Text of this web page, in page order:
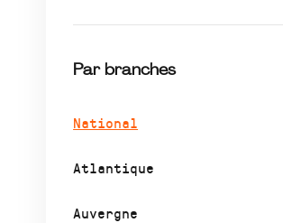
Par branches
National
Atlantique
Auvergne